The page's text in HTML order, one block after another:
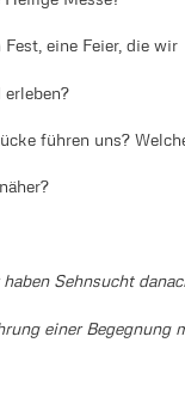
Fest, eine Feier, die wir
führen uns?
Sehnsucht
einer Begegnung